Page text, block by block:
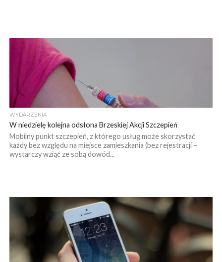
WYDARZENIA
W niedzielę kolejna odsłona Brzeskiej Akcji Szczepień
Mobilny punkt szczepień, z którego usług może skorzystać
każdy bez względu na miejsce zamieszkania (bez rejestracji –
wystarczy wziąć ze sobą dowód...